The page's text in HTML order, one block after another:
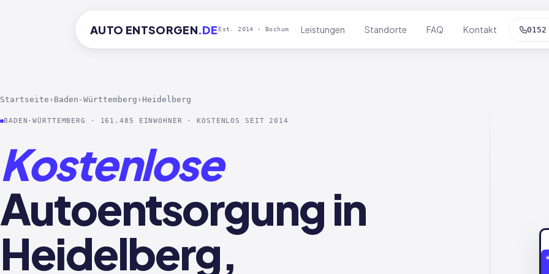
AUTO ENTSORGEN.DE Est. 2014 · Bochum Leistungen Standorte FAQ Kontakt
Startseite › Baden-Württemberg › Heidelberg
BADEN-WÜRTTEMBERG · 161.485 EINWOHNER · KOSTENLOS SEIT 2014
Kostenlose
Autoentsorgung in
Heidelberg,